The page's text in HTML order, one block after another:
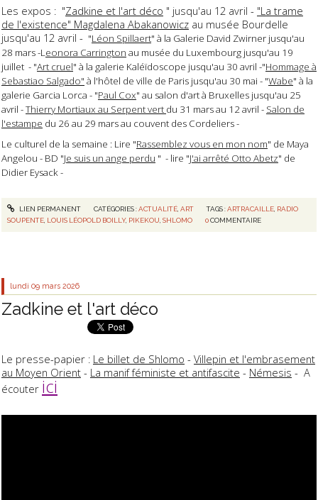
Les expos : "Zadkine et l'art déco " jusqu'au 12 avril - "La trame
de l'existence" Magdalena Abakanowicz au musée Bourdelle
jusqu'au 12 avril - "Léon Spillaert" à la Galerie David Zwirner jusqu'au
28 mars -Leonora Carrington au musée du Luxembourg jusqu'au 19
juillet - "Art cruel" à la galerie Kaléïdoscope jusqu'au 30 avril -"Hommage à
Sebastiao Salgado" à l'hôtel de ville de Paris jusqu'au 30 mai - "Wabe" à la
galerie Garcia Lorca - "Paul Cox" au salon d'art à Bruxelles jusqu'au 25
avril -Thierry Mortiaux au Serpent vert du 31 mars au 12 avril - Salon de
l'estampe du 26 au 29 mars au couvent des Cordeliers -
Le culturel de la semaine : Lire "Rassemblez vous en mon nom" de Maya
Angelou - BD "Je suis un ange perdu " - lire "J'ai arrêté Otto Abetz" de
Didier Eysack -
LIEN PERMANENT CATÉGORIES :ACTUALITÉ, ART TAGS :ARTRACAILLE RADIO
SOUPENTE LOUIS LÉOPOLD BOILLY, PIKEKOU ,SHLOMO 0 COMMENTAIRE
lundi 09 mars 2026
Zadkine et l'art déco
Le presse-papier : Le billet de Shlomo - Villepin et l'embrasement
au Moyen Orient - La manif féministe et antifascite - Némesis - A
écouter ici